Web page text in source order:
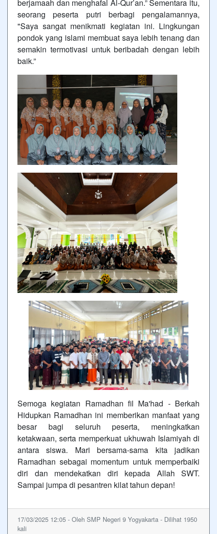
berjamaah dan menghafal Al-Qur’an.” Sementara itu,
seorang peserta putri berbagi pengalamannya,
"Saya sangat menikmati kegiatan ini. Lingkungan
pondok yang islami membuat saya lebih tenang dan
semakin termotivasi untuk beribadah dengan lebih
baik.”
Semoga kegiatan Ramadhan fil Ma'had - Berkah
Hidupkan Ramadhan ini memberikan manfaat yang
besar bagi seluruh peserta, meningkatkan
ketakwaan, serta memperkuat ukhuwah Islamiyah di
antara siswa. Mari bersama-sama kita jadikan
Ramadhan sebagai momentum untuk memperbaiki
diri dan mendekatkan diri kepada Allah SWT.
Sampai jumpa di pesantren kilat tahun depan!
17/03/2025 12:05 - Oleh SMP Negeri 9 Yogyakarta - Dilihat 1950
kali